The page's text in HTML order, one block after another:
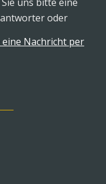
oder
Nachricht per